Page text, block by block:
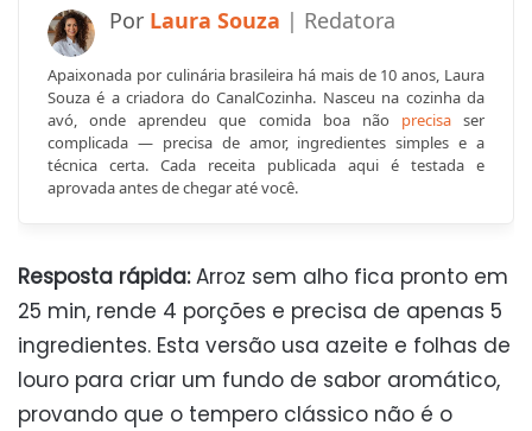
Laura Souza
Apaixonada por culinária brasileira há mais de 10 anos, Laura
Souza é a criadora do CanalCozinha. Nasceu na cozinha da
avó, onde aprendeu que comida boa não precisaser
complicada — precisa de amor, ingredientes simples e a
técnica certa. Cada receita publicada aqui é testada e
aprovada antes de chegar até você.
Resposta rápida:Arroz sem alho fica pronto em
25 min, rende 4 porções e precisa de apenas 5
ingredientes. Esta versão usa azeite e folhas de
louro para criar um fundo de sabor aromático,
provando que o tempero clássico não é o